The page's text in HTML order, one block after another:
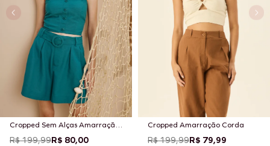
Cropped Sem Alças Amarração
Costas
R$ 199,99R$ 80,00
Cropped Amarração Corda
R$ 199,99R$ 79,99